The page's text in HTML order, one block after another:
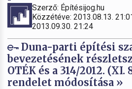
Szerző: Építésijog.hu
Közzétéve: 2013.08.13.
2013.09.30. 21:24
Duna-parti építési
bevezetésének
OTÉK és a 314/2012. (XI.
rendelet módosítása »